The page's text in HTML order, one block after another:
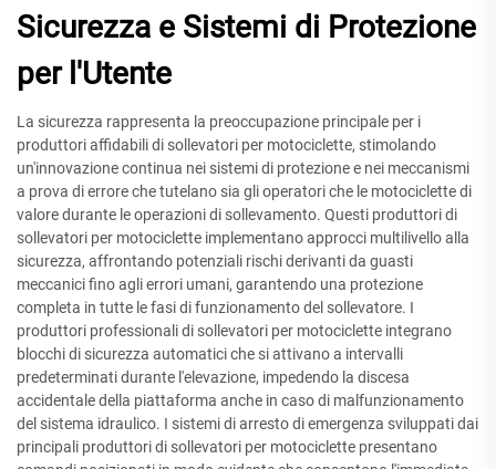
Sicurezza e Sistemi di Protezione
per l'Utente
La sicurezza rappresenta la preoccupazione principale per i
produttori affidabili di sollevatori per motociclette, stimolando
un'innovazione continua nei sistemi di protezione e nei meccanismi
a prova di errore che tutelano sia gli operatori che le motociclette di
valore durante le operazioni di sollevamento. Questi produttori di
sollevatori per motociclette implementano approcci multilivello alla
sicurezza, affrontando potenziali rischi derivanti da guasti
meccanici fino agli errori umani, garantendo una protezione
completa in tutte le fasi di funzionamento del sollevatore. I
produttori professionali di sollevatori per motociclette integrano
blocchi di sicurezza automatici che si attivano a intervalli
predeterminati durante l'elevazione, impedendo la discesa
accidentale della piattaforma anche in caso di malfunzionamento
del sistema idraulico. I sistemi di arresto di emergenza sviluppati dai
principali produttori di sollevatori per motociclette presentano